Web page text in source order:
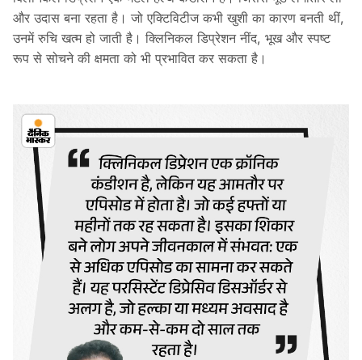
और उदास बना रहता है। जो एक्टिविटीज कभी खुशी का कारण बनती थीं,
उनमें रुचि खत्म हो जाती है। क्लिनिकल डिप्रेशन नींद, भूख और स्पष्ट
रूप से सोचने की क्षमता को भी प्रभावित कर सकता है।